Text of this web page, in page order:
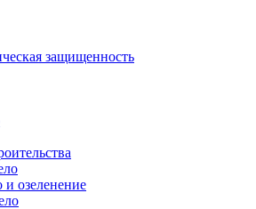
защищенность
и озеленение